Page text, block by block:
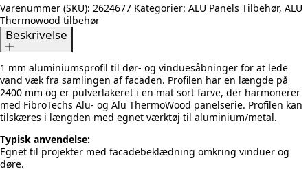
Varenummer (SKU): 2624677 Kategorier: ALU Panels Tilbehør, ALU
Thermowood tilbehør
Beskrivelse
1 mm aluminiumsprofil til dør- og vinduesåbninger for at lede
vand væk fra samlingen af facaden. Profilen har en længde på
2400 mm og er pulverlakeret i en mat sort farve, der harmonerer
med FibroTechs Alu- og Alu ThermoWood panelserie. Profilen kan
tilskæres i længden med egnet værktøj til aluminium/metal.
Typisk anvendelse:
Egnet til projekter med facadebeklædning omkring vinduer og
døre.